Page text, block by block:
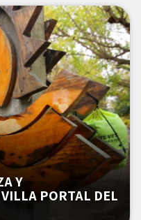
Y
PORTAL DEL